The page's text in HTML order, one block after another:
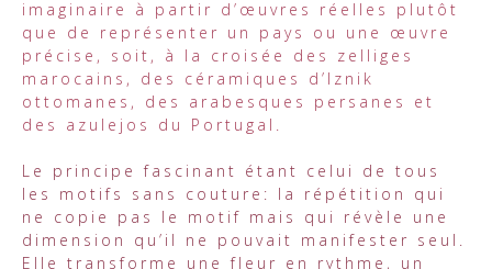
imaginaire à partir d’œuvres réelles plutôt
que de représenter un pays ou une œuvre
précise, soit, à la croisée des zelliges
marocains, des céramiques d’Iznik
ottomanes, des arabesques persanes et
des azulejos du Portugal.
Le principe fascinant étant celui de tous
les motifs sans couture: la répétition qui
ne copie pas le motif mais qui révèle une
dimension qu’il ne pouvait manifester seul.
Elle transforme une fleur en rythme, un